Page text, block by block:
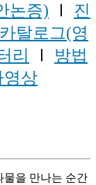
논증) Ⅰ 진
탈로그(영
리 Ⅰ 방법
영상
물을 만나는 순간